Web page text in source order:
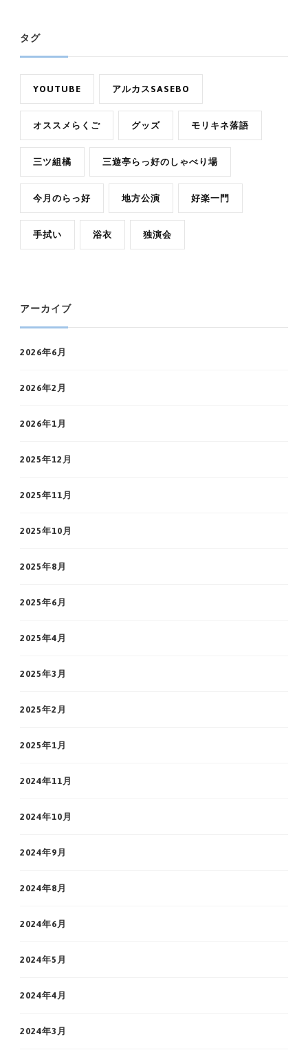
タグ
YOUTUBE アルカスSASEBO
オススメらくご グッズ モリキネ落語
三ツ組橘 三遊亭らっ好のしゃべり場
今月のらっ好 地方公演 好楽一門
手拭い 浴衣 独演会
アーカイブ
2026年6月
2026年2月
2026年1月
2025年12月
2025年11月
2025年10月
2025年8月
2025年6月
2025年4月
2025年3月
2025年2月
2025年1月
2024年11月
2024年10月
2024年9月
2024年8月
2024年6月
2024年5月
2024年4月
2024年3月